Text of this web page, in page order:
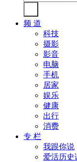
频 道
科技
摄影
影音
电脑
手机
居家
娱乐
健康
出行
消费
专 栏
我跟你说
爱活历史